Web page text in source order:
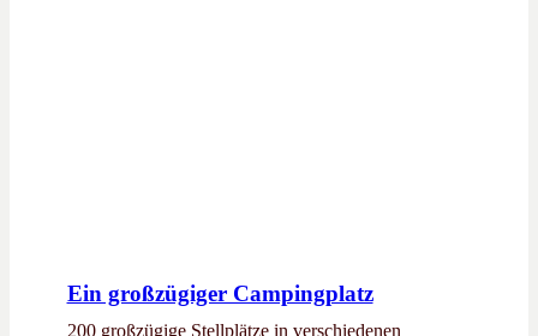
Ein großzügiger Campingplatz
200 großzügige Stellplätze in verschiedenen